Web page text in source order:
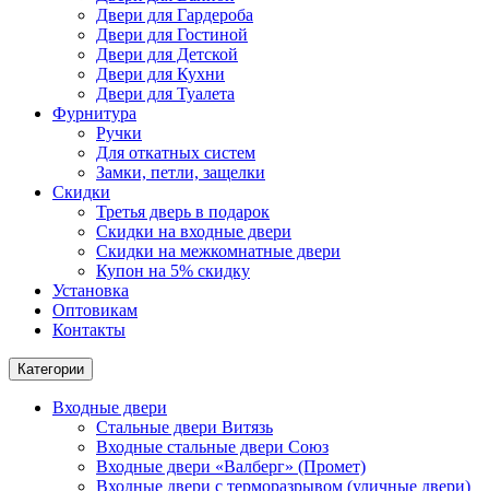
Двери для Гардероба
Двери для Гостиной
Двери для Детской
Двери для Кухни
Двери для Туалета
Фурнитура
Ручки
Для откатных систем
Замки, петли, защелки
Скидки
Третья дверь в подарок
Скидки на входные двери
Скидки на межкомнатные двери
Купон на 5% скидку
Установка
Оптовикам
Контакты
Категории
Входные двери
Стальные двери Витязь
Входные стальные двери Союз
Входные двери «Валберг» (Промет)
Входные двери с терморазрывом (уличные двери)